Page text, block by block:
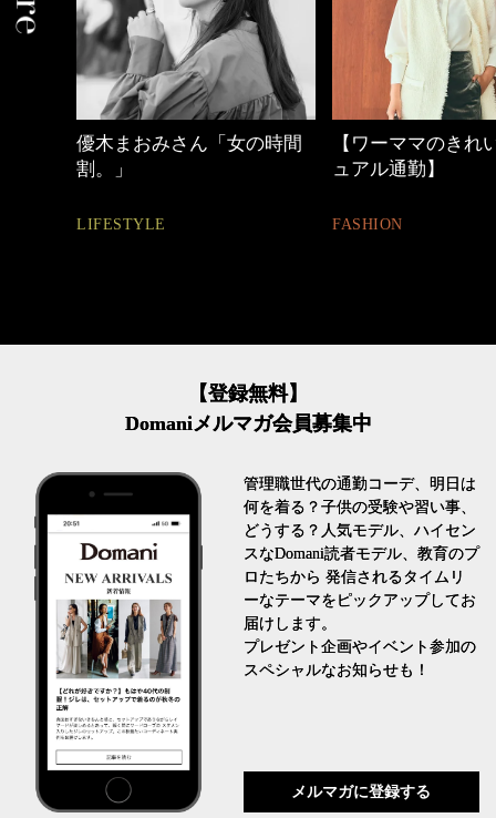
【ワーママのきれいめカジ
ュアル通勤】
FASHION
心地よくいられる
とは
FASHION
【登録無料】
Domaniメルマガ会員募集中
管理職世代の通勤コーデ、明日は
何を着る？子供の受験や習い事、
どうする？人気モデル、ハイセン
スなDomani読者モデル、教育のプ
ロたちから 発信されるタイムリ
ーなテーマをピックアップしてお
届けします。
プレゼント企画やイベント参加の
スペシャルなお知らせも！
メルマガに登録する